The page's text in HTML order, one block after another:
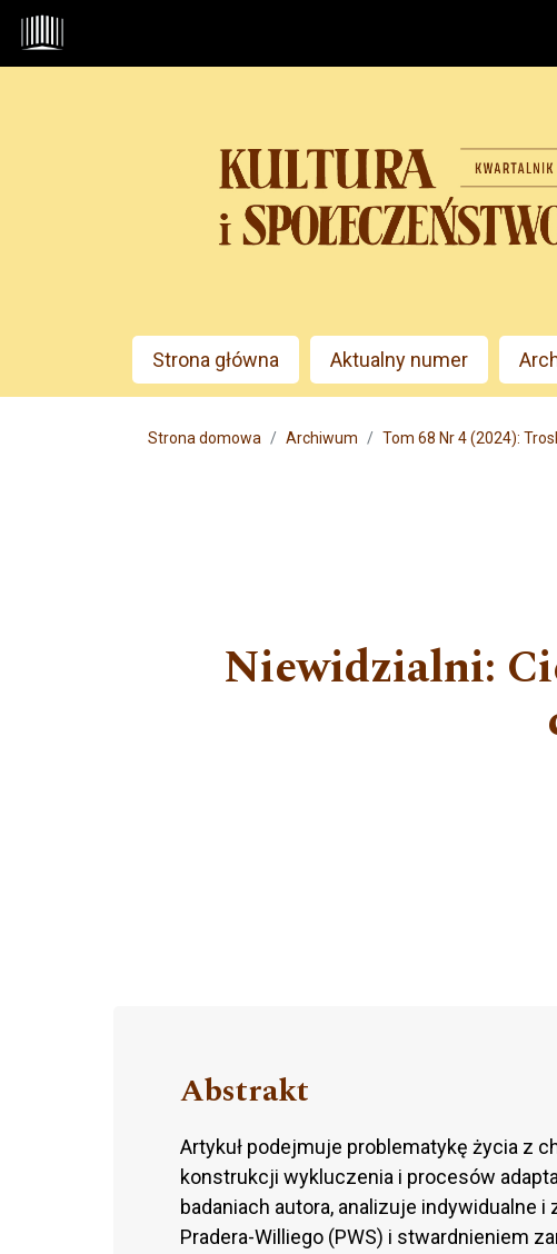
Przejdź do głównego menu
Przejdź do sekcji głównej
Przejdź do stopki
Admin menu
Main menu
Strona główna Aktualny numer
Strona domowa Archiwum Tom 68 Nr 4 (2024):
Niewidzialni:
Abstrakt
Artykuł podejmuje problematykę życia z
konstrukcji wykluczenia i procesów
badaniach autora, analizuje indywidualne
Pradera-Williego (PWS) i stwardnieniem